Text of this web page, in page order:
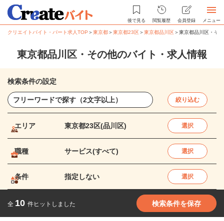
後で見る 閲覧履歴 会員登録 メニュー
クリエイトバイト・パート求人TOP ＞東京都＞東京都23区＞東京都品川区＞東京都品川区・そ
東京都品川区・その他のバイト・求人情報
検索条件の設定
絞り込む
エリア 東京都23区(品川区) 選択
職種 サービス(すべて) 選択
条件 指定しない 選択
全 10 件ヒットしました 検索条件を保存